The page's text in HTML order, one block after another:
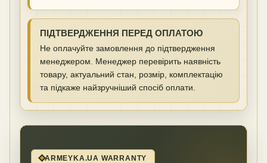
ПІДТВЕРДЖЕННЯ ПЕРЕД ОПЛАТОЮ
Не оплачуйте замовлення до підтвердження
менеджером. Менеджер перевірить наявність
товару, актуальний стан, розмір, комплектацію
та підкаже найзручніший спосіб оплати.
ARMEYKA.UA WARRANTY